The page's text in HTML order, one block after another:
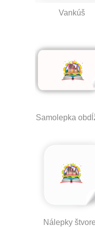
Vankúš
Samolepka
Nálepky